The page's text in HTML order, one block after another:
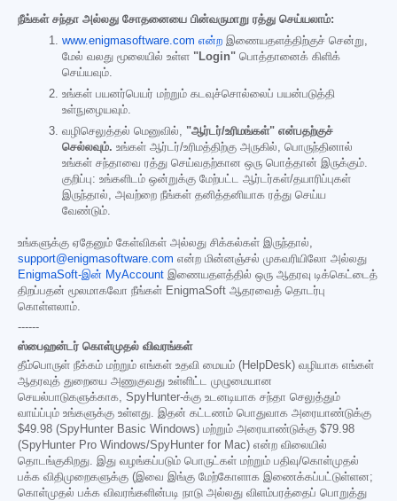
நீங்கள் சந்தா அல்லது சோதனையை பின்வருமாறு ரத்து செய்யலாம்:
www.enigmasoftware.com என்ற இணையதளத்திற்குச் சென்று,
மேல் வலது மூலையில் உள்ள "Login" பொத்தானைக் கிளிக்
செய்யவும்.
உங்கள் பயனர்பெயர் மற்றும் கடவுச்சொல்லைப் பயன்படுத்தி
உள்நுழையவும்.
வழிசெலுத்தல் மெனுவில், "ஆர்டர்/உரிமங்கள்" என்பதற்குச்
செல்லவும். உங்கள் ஆர்டர்/உரிமத்திற்கு அருகில், பொருந்தினால்
உங்கள் சந்தாவை ரத்து செய்வதற்கான ஒரு பொத்தான் இருக்கும்.
குறிப்பு: உங்களிடம் ஒன்றுக்கு மேற்பட்ட ஆர்டர்கள்/தயாரிப்புகள்
இருந்தால், அவற்றை நீங்கள் தனித்தனியாக ரத்து செய்ய
வேண்டும்.
உங்களுக்கு ஏதேனும் கேள்விகள் அல்லது சிக்கல்கள் இருந்தால்,
support@enigmasoftware.com என்ற மின்னஞ்சல் முகவரியிலோ அல்லது
EnigmaSoft-இன் MyAccount இணையதளத்தில் ஒரு ஆதரவு டிக்கெட்டைத்
திறப்பதன் மூலமாகவோ நீங்கள் EnigmaSoft ஆதரவைத் தொடர்பு
கொள்ளலாம்.
------
ஸ்பைஹன்டர் கொள்முதல் விவரங்கள்
தீம்பொருள் நீக்கம் மற்றும் எங்கள் உதவி மையம் (HelpDesk) வழியாக எங்கள்
ஆதரவுத் துறையை அணுகுவது உள்ளிட்ட முழுமையான
செயல்பாடுகளுக்காக, SpyHunter-க்கு உடனடியாக சந்தா செலுத்தும்
வாய்ப்பும் உங்களுக்கு உள்ளது. இதன் கட்டணம் பொதுவாக அரையாண்டுக்கு
$49.98 (SpyHunter Basic Windows) மற்றும் அரையாண்டுக்கு $79.98
(SpyHunter Pro Windows/SpyHunter for Mac) என்ற விலையில்
தொடங்குகிறது. இது வழங்கப்படும் பொருட்கள் மற்றும் பதிவு/கொள்முதல்
பக்க விதிமுறைகளுக்கு (இவை இங்கு மேற்கோளாக இணைக்கப்பட்டுள்ளன;
கொள்முதல் பக்க விவரங்களின்படி நாடு அல்லது விளம்பரத்தைப் பொறுத்து